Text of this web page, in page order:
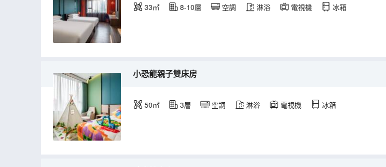
33㎡ 8-10層 空調 淋浴 電視機 冰箱
小恐龍親子雙床房
50㎡ 3層 空調 淋浴 電視機 冰箱